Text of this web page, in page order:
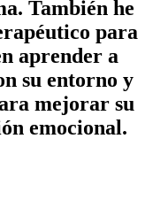
También he
para
aprender a
su entorno y
mejorar su
emocional.